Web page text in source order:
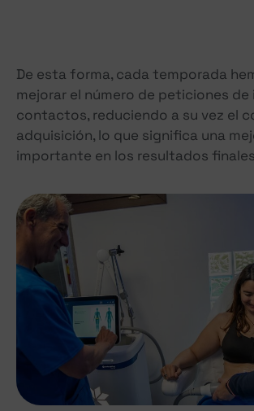
De esta forma, cada temporada
mejorar el número de peticiones
contactos, reduciendo a su vez el
adquisición, lo que significa una
importante en los resultados